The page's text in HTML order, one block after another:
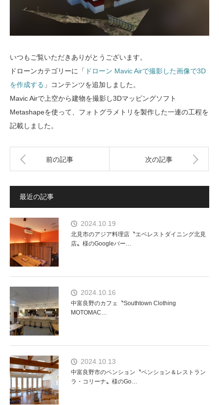
いつもご覧いただきありがとうございます。
ドローンカテゴリーに「 ドローン Mavic Airで撮影した画像で3D
を作成する 」コンテンツを追加しました。
Mavic Airで上空から建物を撮影し3Dマッピングソフト
Metashapeを使って、フォトグラメトリを製作した一連の工程を
記載しました。
前の記事 次の記事
最近の記事
2024.10.19
北見市のアジア料理店〝エベレストダイニング北見
店〟様のGoogleバー…
2024.10.16
中富良野のカフェ〝Southtown Clothing
MOTOMAC…
2024.10.13
中富良野市のペンション〝ペンション＆レストラン
ラ・コリーナ〟様のGo…